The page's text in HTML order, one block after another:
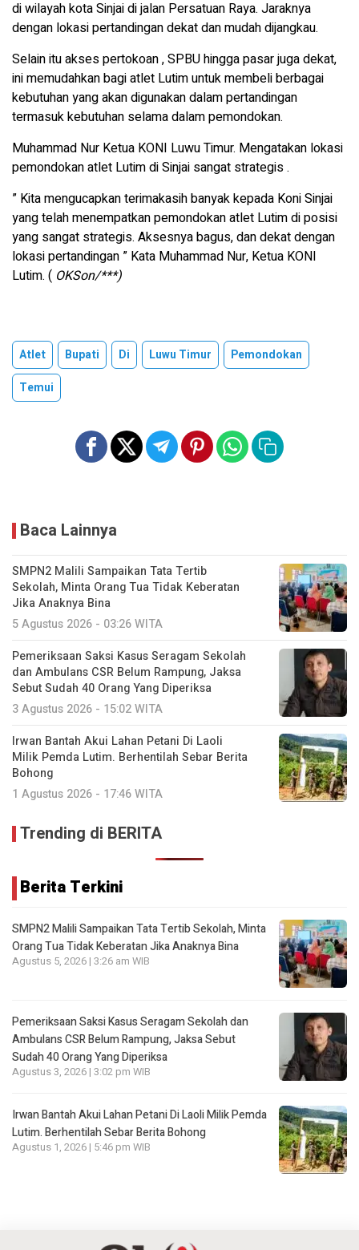
di wilayah kota Sinjai di jalan Persatuan Raya. Jaraknya
dengan lokasi pertandingan dekat dan mudah dijangkau.
Selain itu akses pertokoan , SPBU hingga pasar juga dekat,
ini memudahkan bagi atlet Lutim untuk membeli berbagai
kebutuhan yang akan digunakan dalam pertandingan
termasuk kebutuhan selama dalam pemondokan.
Muhammad Nur Ketua KONI Luwu Timur. Mengatakan lokasi
pemondokan atlet Lutim di Sinjai sangat strategis .
” Kita mengucapkan terimakasih banyak kepada Koni Sinjai
yang telah menempatkan pemondokan atlet Lutim di posisi
yang sangat strategis. Aksesnya bagus, dan dekat dengan
lokasi pertandingan ” Kata Muhammad Nur, Ketua KONI
Lutim. ( OKSon/***)
Atlet Bupati Di Luwu Timur
Pemondokan
Temui
Baca Lainnya
SMPN2 Malili Sampaikan Tata Tertib
Sekolah, Minta Orang Tua Tidak Keberatan
Jika Anaknya Bina
5 Agustus 2026 - 03:26 WITA
Pemeriksaan Saksi Kasus Seragam Sekolah
dan Ambulans CSR Belum Rampung, Jaksa
Sebut Sudah 40 Orang Yang Diperiksa
3 Agustus 2026 - 15:02 WITA
Irwan Bantah Akui Lahan Petani Di Laoli
Milik Pemda Lutim. Berhentilah Sebar Berita
Bohong
1 Agustus 2026 - 17:46 WITA
Trending di BERITA
Berita Terkini
SMPN2 Malili Sampaikan Tata Tertib Sekolah, Minta
Orang Tua Tidak Keberatan Jika Anaknya Bina
Agustus 5, 2026 | 3:26 am WIB
Pemeriksaan Saksi Kasus Seragam Sekolah dan
Ambulans CSR Belum Rampung, Jaksa Sebut
Sudah 40 Orang Yang Diperiksa
Agustus 3, 2026 | 3:02 pm WIB
Irwan Bantah Akui Lahan Petani Di Laoli Milik Pemda
Lutim. Berhentilah Sebar Berita Bohong
Agustus 1, 2026 | 5:46 pm WIB